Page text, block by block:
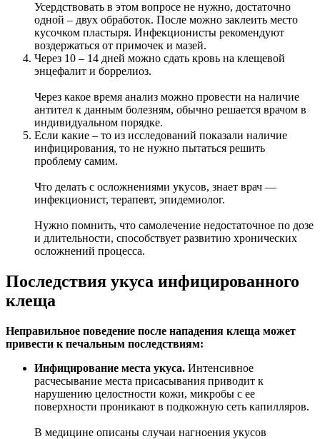
Усердствовать в этом вопросе не нужно, достаточно
одной – двух обработок. После можно заклеить место
кусочком пластыря. Инфекционисты рекомендуют
воздержаться от примочек и мазей.
Через 10 – 14 дней можно сдать кровь на клещевой
энцефалит и боррелиоз.
Через какое время анализ можно провести на наличие
антител к данным болезням, обычно решается врачом в
индивидуальном порядке.
Если какие – то из исследований показали наличие
инфицирования, то не нужно пытаться решить
проблему самим.
Что делать с осложнениями укусов, знает врач —
инфекционист, терапевт, эпидемиолог.
Нужно помнить, что самолечение недостаточное по дозе
и длительности, способствует развитию хронических
осложнений процесса.
Последствия укуса инфицированного
клеща
Неправильное поведение после нападения клеща может
привести к печальным последствиям:
Инфицирование места укуса. Интенсивное
расчесывание места присасывания приводит к
нарушению целостности кожи, микробы с ее
поверхности проникают в подкожную сеть капилляров.
В медицине описаны случаи нагноения укусов